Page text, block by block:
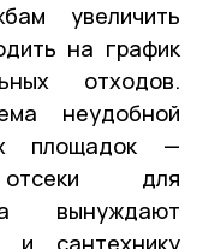
увеличить
на график
отходов.
неудобной
площадок —
для
вынуждают